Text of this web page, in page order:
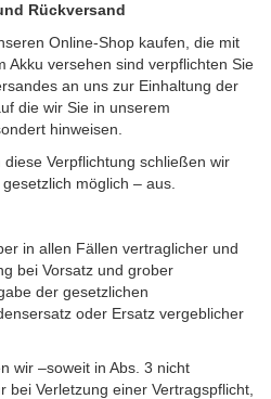
Rückversand
Online-Shop kaufen, die mit
Akku versehen sind verpflichten Sie
an uns zur Einhaltung der
die wir Sie in unserem
hinweisen.
Verpflichtung schließen wir
möglich – aus.
in allen Fällen vertraglicher und
bei Vorsatz und grober
der gesetzlichen
oder Ersatz vergeblicher
wir –soweit in Abs. 3 nicht
bei Verletzung einer Vertragspflicht,